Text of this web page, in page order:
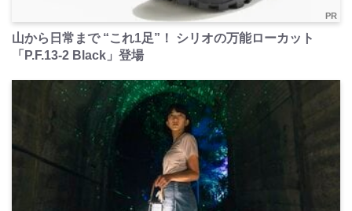
PR
山から日常まで “これ1足”！ シリオの万能ローカット
「P.F.13-2 Black」登場